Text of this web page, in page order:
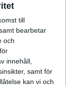
till
bearbetar
och
innehåll,
samt för
kan vi och
för 20 år sedan